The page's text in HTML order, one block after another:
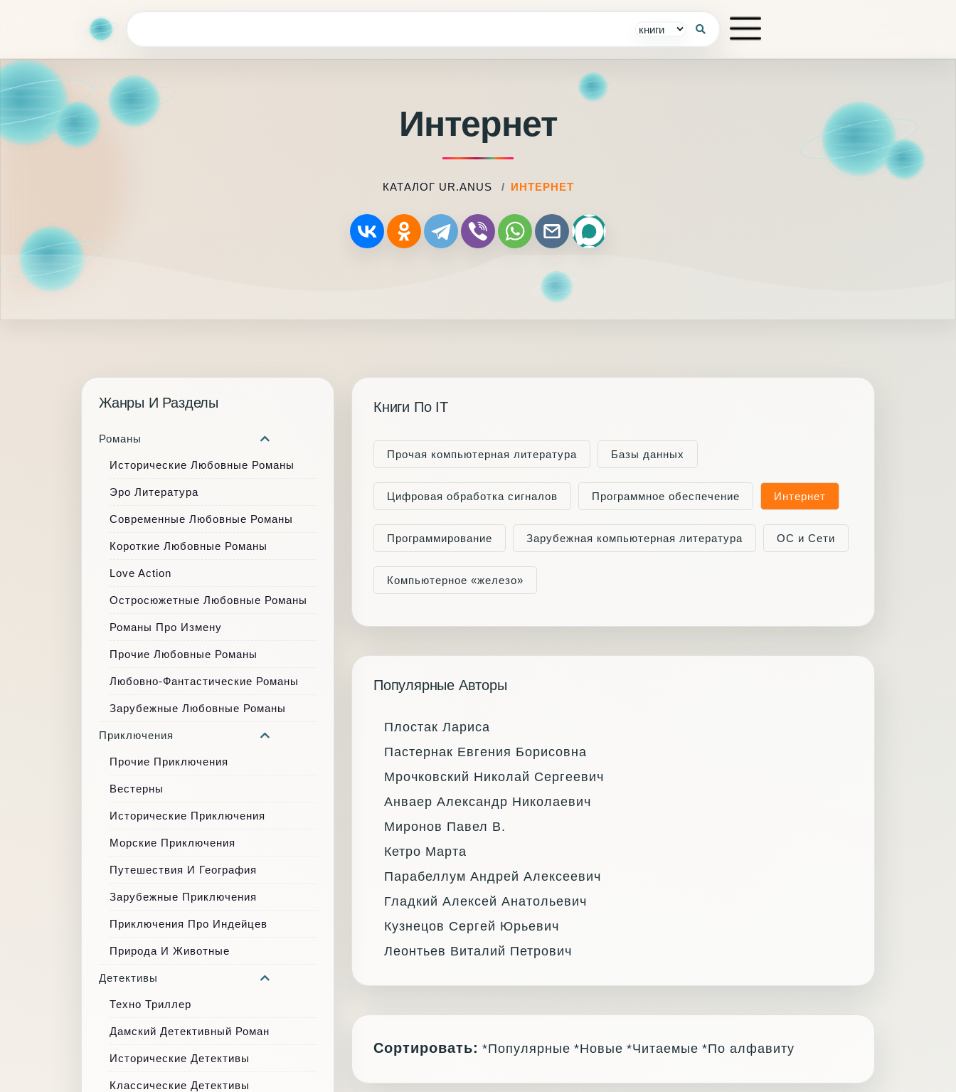
Интернет
КАТАЛОГ UR.ANUS ИНТЕРНЕТ
Книги По IT
Прочая компьютерная литература Базы данных
Цифровая обработка сигналов Программное обеспечение Интернет
Программирование Зарубежная компьютерная литература ОС и Сети
Компьютерное «железо»
Популярные Авторы
Плостак Лариса
Пастернак Евгения Борисовна
Мрочковский Николай Сергеевич
Анваер Александр Николаевич
Миронов Павел В.
Кетро Марта
Парабеллум Андрей Алексеевич
Гладкий Алексей Анатольевич
Кузнецов Сергей Юрьевич
Леонтьев Виталий Петрович
Сортировать: *Популярные *Новые *Читаемые *По алфавиту
Жанры И Разделы
Романы
Исторические Любовные Романы
Эро Литература
Современные Любовные Романы
Короткие Любовные Романы
Love Action
Остросюжетные Любовные Романы
Романы Про Измену
Прочие Любовные Романы
Любовно-Фантастические Романы
Зарубежные Любовные Романы
Приключения
Прочие Приключения
Вестерны
Исторические Приключения
Морские Приключения
Путешествия И География
Зарубежные Приключения
Приключения Про Индейцев
Природа И Животные
Детективы
Техно Триллер
Дамский Детективный Роман
Исторические Детективы
Классические Детективы